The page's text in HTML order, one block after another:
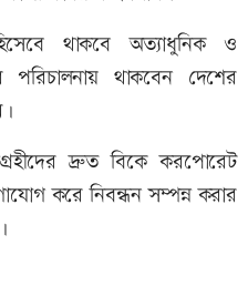
থাকবে অত্যাধুনিক ও
থাকবেন দেশের
দ্রুত বিকে করপোরেট
করে নিবন্ধন সম্পন্ন করার